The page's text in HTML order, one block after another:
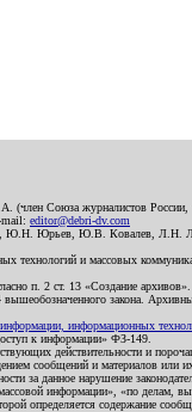
(член Союза журналистов
mail: editor@debri-dv.com
Ю.Н. Юрьев, Ю.В. Ковалев,
технологий и массовых
п. 2 ст. 13 «Создание
закона.
информационных
к информации» ФЗ-149.
действительности и
сообщений и материалов или
за данное нарушение
информации», «по делам,
определяется содержание